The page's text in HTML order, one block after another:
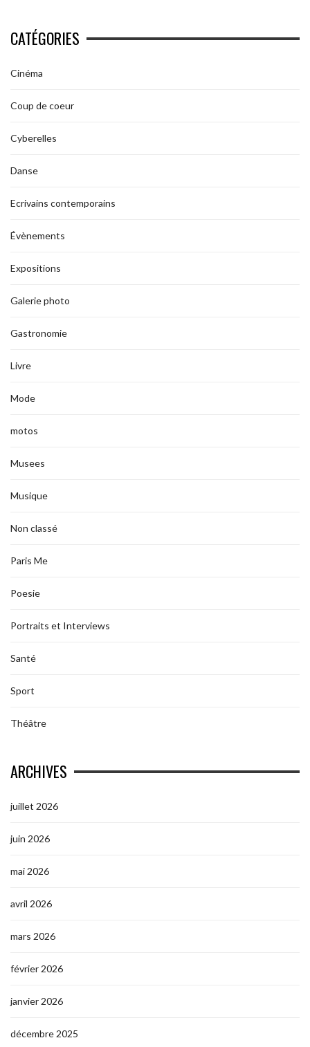
CATÉGORIES
Cinéma
Coup de coeur
Cyberelles
Danse
Ecrivains contemporains
Évènements
Expositions
Galerie photo
Gastronomie
Livre
Mode
motos
Musees
Musique
Non classé
Paris Me
Poesie
Portraits et Interviews
Santé
Sport
Théâtre
ARCHIVES
juillet 2026
juin 2026
mai 2026
avril 2026
mars 2026
février 2026
janvier 2026
décembre 2025